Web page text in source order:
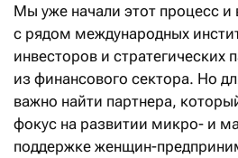
Мы уже начали этот процесс и
с рядом международных
инвесторов и стратегических
из финансового сектора. Но
важно найти партнера,
фокус на развитии микро- и
поддержке женщин-